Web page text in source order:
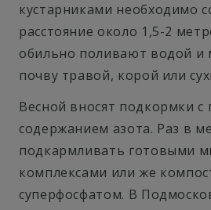
кустарниками необходимо
расстояние около 1,5-2
обильно поливают водой и
почву травой, корой или
Весной вносят подкормки
содержанием азота. Раз в
подкармливать готовыми
комплексами или же
суперфосфатом. В